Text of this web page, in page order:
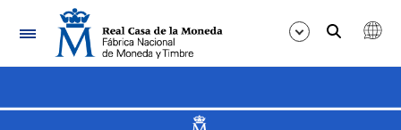
Navigation